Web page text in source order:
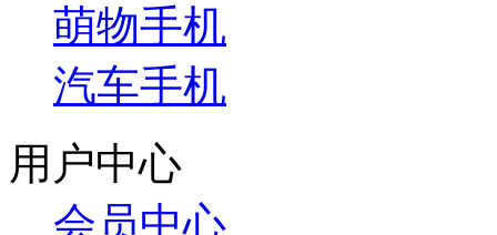
萌物手机
汽车手机
用户中心
会员中心